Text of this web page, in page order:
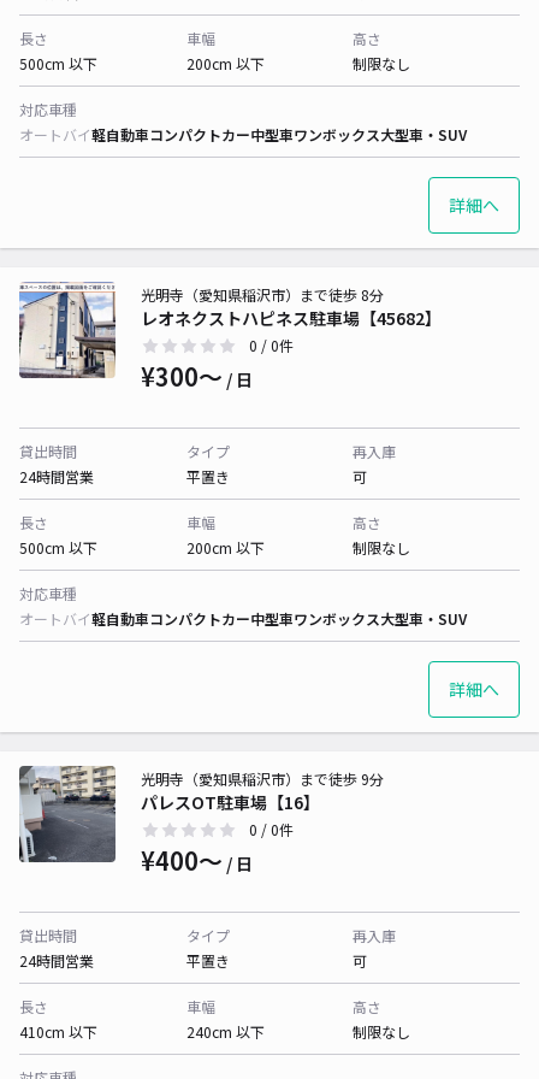
長さ
500cm 以下
車幅
200cm 以下
高さ
制限なし
対応車種
オートバイ軽自動車コンパクトカー中型車ワンボックス大型車・SUV
詳細へ
レオネクストハピネス駐車場【45682】
光明寺（愛知県稲沢市）まで徒歩 8分
0 / 0件
¥300〜 / 日
貸出時間
24時間営業
タイプ
平置き
再入庫
可
長さ
500cm 以下
車幅
200cm 以下
高さ
制限なし
対応車種
オートバイ軽自動車コンパクトカー中型車ワンボックス大型車・SUV
詳細へ
パレスOT駐車場【16】
光明寺（愛知県稲沢市）まで徒歩 9分
0 / 0件
¥400〜 / 日
貸出時間
24時間営業
タイプ
平置き
再入庫
可
長さ
410cm 以下
車幅
240cm 以下
高さ
制限なし